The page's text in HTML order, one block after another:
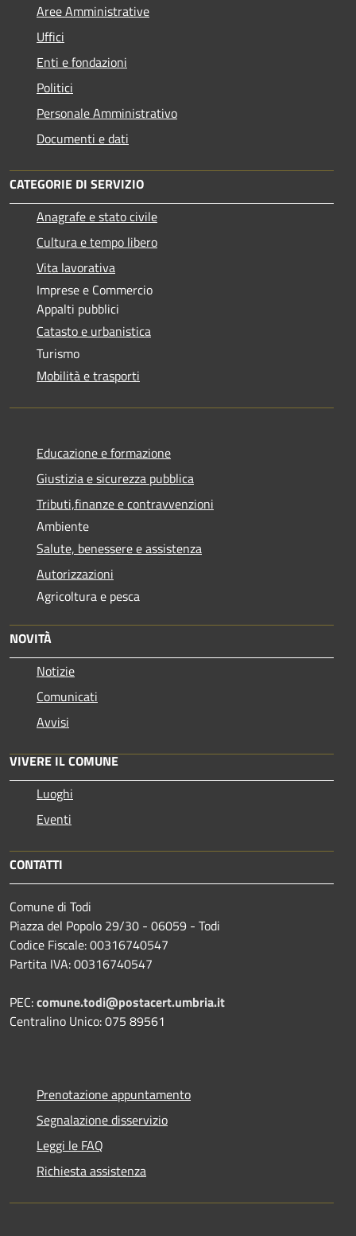
Aree Amministrative
Uffici
Enti e fondazioni
Politici
Personale Amministrativo
Documenti e dati
CATEGORIE DI SERVIZIO
Anagrafe e stato civile
Cultura e tempo libero
Vita lavorativa
Imprese e Commercio
Appalti pubblici
Catasto e urbanistica
Turismo
Mobilità e trasporti
Educazione e formazione
Giustizia e sicurezza pubblica
Tributi,finanze e contravvenzioni
Ambiente
Salute, benessere e assistenza
Autorizzazioni
Agricoltura e pesca
NOVITÀ
Notizie
Comunicati
Avvisi
VIVERE IL COMUNE
Luoghi
Eventi
CONTATTI
Comune di Todi
Piazza del Popolo 29/30 - 06059 - Todi
Codice Fiscale: 00316740547
Partita IVA: 00316740547
PEC:comune.todi@postacert.umbria.it
Centralino Unico: 075 89561
Prenotazione appuntamento
Segnalazione disservizio
Leggi le FAQ
Richiesta assistenza